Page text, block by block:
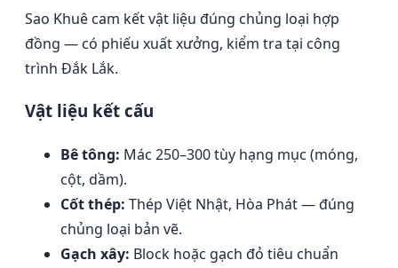
Sao Khuê cam kết vật liệu đúng chủng loại hợp
đồng — có phiếu xuất xưởng, kiểm tra tại công
trình Đắk Lắk.
Vật liệu kết cấu
Bê tông: Mác 250–300 tùy hạng mục (móng,
cột, dầm).
Cốt thép: Thép Việt Nhật, Hòa Phát — đúng
chủng loại bản vẽ.
Gạch xây: Block hoặc gạch đỏ tiêu chuẩn